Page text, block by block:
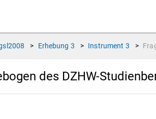
> Erhebung 3 > Instrument 3 >
des DZHW-